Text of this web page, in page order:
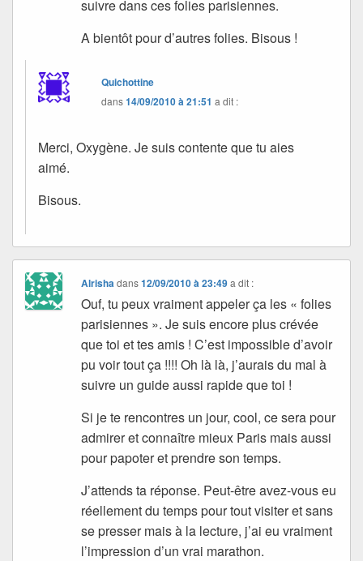
suivre dans ces folies parisiennes.
A bientôt pour d’autres folies. Bisous !
Quichottine
dans14/09/2010 à 21:51 a dit :
Merci, Oxygène. Je suis contente que tu aies
aimé.
Bisous.
Alrishadans12/09/2010 à 23:49 a dit :
Ouf, tu peux vraiment appeler ça les « folies
parisiennes ». Je suis encore plus crévée
que toi et tes amis ! C’est impossible d’avoir
pu voir tout ça !!!! Oh là là, j’aurais du mal à
suivre un guide aussi rapide que toi !
Si je te rencontres un jour, cool, ce sera pour
admirer et connaître mieux Paris mais aussi
pour papoter et prendre son temps.
J’attends ta réponse. Peut-être avez-vous eu
réellement du temps pour tout visiter et sans
se presser mais à la lecture, j’ai eu vraiment
l’impression d’un vrai marathon.